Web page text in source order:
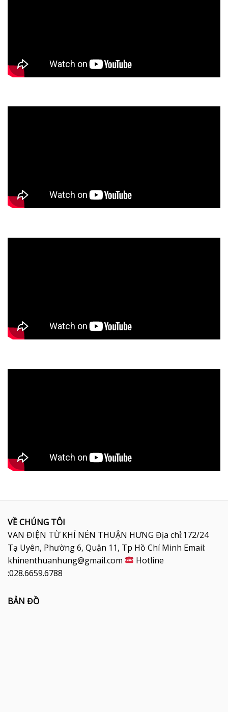
VỀ CHÚNG TÔI
VAN ĐIỆN TỪ KHÍ NÉN THUẬN HƯNG Địa chỉ:172/24
Tạ Uyên, Phường 6, Quận 11, Tp Hồ Chí Minh Email:
khinenthuanhung@gmail.com
Hotline
:028.6659.6788
BẢN ĐỒ